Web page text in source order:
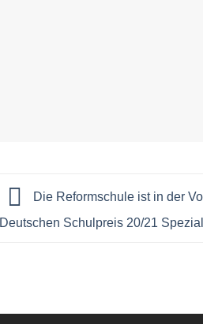
Die Reformschule ist in der
Deutschen Schulpreis 20/21 Spezial